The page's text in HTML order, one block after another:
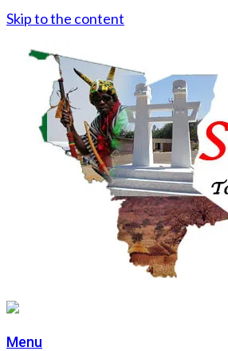
Skip to the content
Menu